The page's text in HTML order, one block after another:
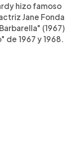
hizo famoso
Jane Fonda
(1967)
1967 y 1968.